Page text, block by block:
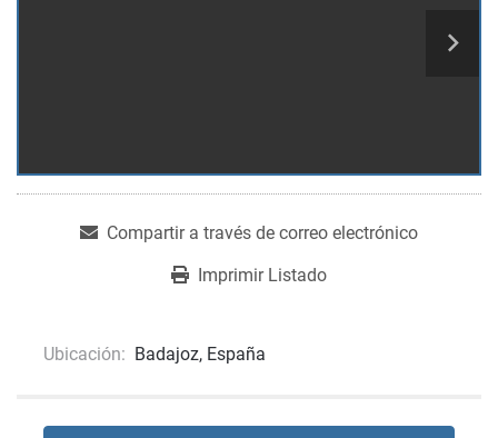
Compartir a través de correo electrónico
Imprimir Listado
Ubicación: Badajoz, España